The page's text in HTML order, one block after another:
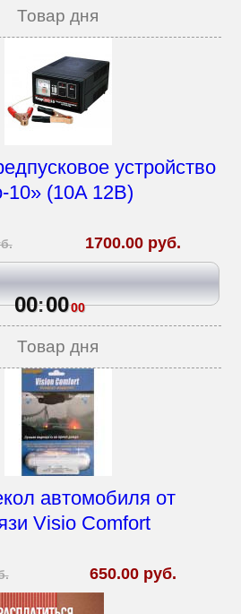
Товар дня
устройство
10» (10A 12В)
1700.00 руб.
00:0000
Товар дня
автомобиля от
Visio Comfort
650.00 руб.